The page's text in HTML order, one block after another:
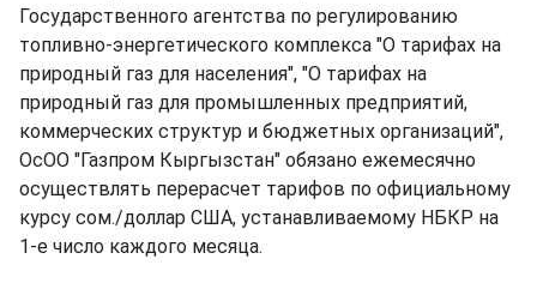
Государственного агентства по регулированию
топливно-энергетического комплекса "О тарифах на
природный газ для населения", "О тарифах на
природный газ для промышленных предприятий,
коммерческих структур и бюджетных организаций",
ОсОО "Газпром Кыргызстан" обязано ежемесячно
осуществлять перерасчет тарифов по официальному
курсу сом./доллар США, устанавливаемому НБКР на
1-е число каждого месяца.